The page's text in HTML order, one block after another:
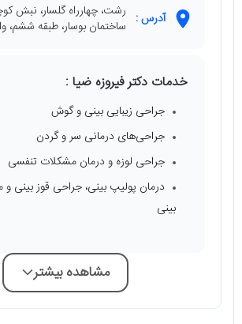
آدرس : رشت، چهارراه گلسار، نبش
ساختمان بوسار، طبقه ششم،
خدمات دکتر فیروزه ضیا :
جراحی زیبایی بینی و گوش
جراحی‌های درمانی سر و گردن
جراحی لوزه و درمان مشکلات تنفسی
درمان پولیپ بینی، جراحی قوز بینی و
بینی
مشاهده بیشتر